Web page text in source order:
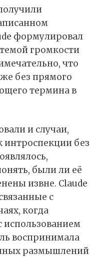
формулировал
громкости
что
без прямого
термина в
и случаи,
интроспекции без
были ли её
извне. Claude
с
когда
использованием
воспринимала
размышлений